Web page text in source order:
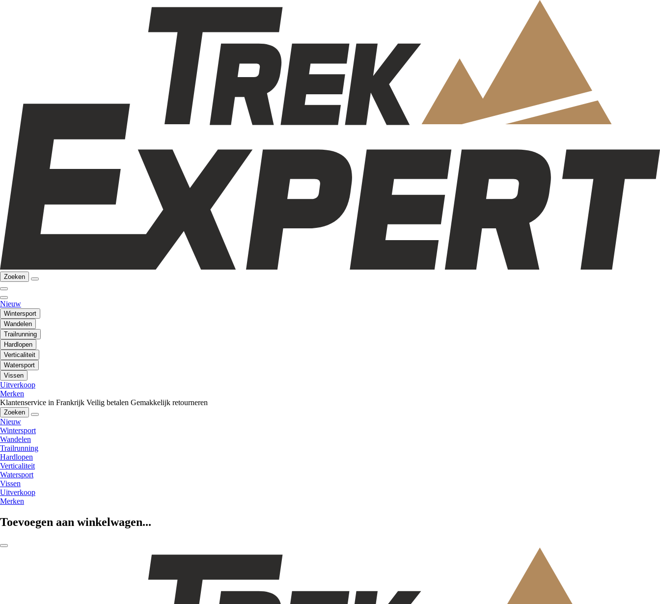
Zoeken
Nieuw
Wintersport
Wandelen
Trailrunning
Hardlopen
Verticaliteit
Watersport
Vissen
Uitverkoop
Merken
Klantenservice in Frankrijk Veilig betalen Gemakkelijk retourneren
Zoeken
Nieuw
Wintersport
Wandelen
Trailrunning
Hardlopen
Verticaliteit
Watersport
Vissen
Uitverkoop
Merken
Toevoegen aan winkelwagen...